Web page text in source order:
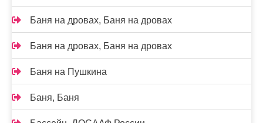
Баня на дровах, Баня на дровах
Баня на дровах, Баня на дровах
Баня на Пушкина
Баня, Баня